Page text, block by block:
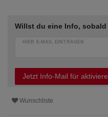
Willst du eine Info,
HIER E-MAIL EINTRAGEN
Jetzt Info-Mail für
Wunschliste